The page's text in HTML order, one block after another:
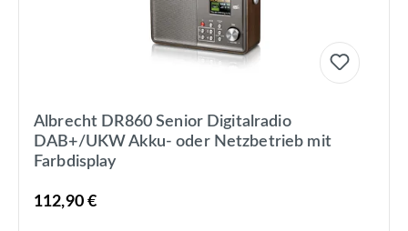
Albrecht DR860 Senior Digitalradio
DAB+/UKW Akku- oder Netzbetrieb mit
Farbdisplay
112,90 €